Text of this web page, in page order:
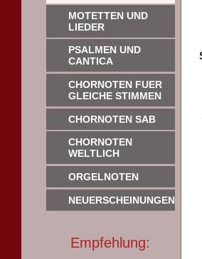
MOTETTEN UND
LIEDER
PSALMEN UND
CANTICA
CHORNOTEN FUER
GLEICHE STIMMEN
CHORNOTEN SAB
CHORNOTEN
WELTLICH
ORGELNOTEN
NEUERSCHEINUNGEN
Empfehlung: